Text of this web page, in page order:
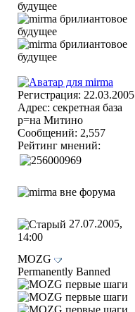
Регистрация: 22.03.2005
Адрес: секретная база
р=на Митино
Сообщений: 2,557
Рейтинг мнений:
27.07.2005,
14:00
MOZG
Permanently Banned